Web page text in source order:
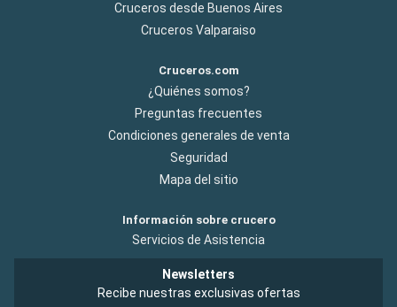
Cruceros desde Buenos Aires
Cruceros Valparaiso
Cruceros.com
¿Quiénes somos?
Preguntas frecuentes
Condiciones generales de venta
Seguridad
Mapa del sitio
Información sobre crucero
Servicios de Asistencia
Newsletters
Recibe nuestras exclusivas ofertas